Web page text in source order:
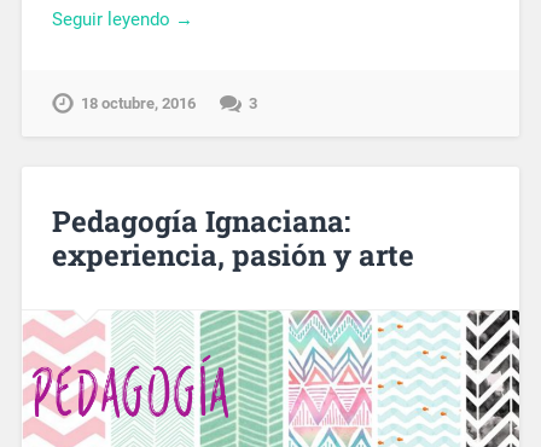
Seguir leyendo →
18 octubre, 2016 3
Pedagogía Ignaciana:
experiencia, pasión y arte